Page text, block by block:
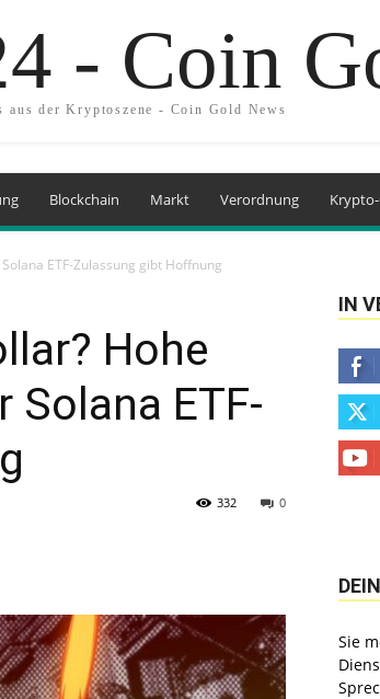
- Coin
aus der Kryptoszene - Coin Gold News
Blockchain Markt Verordnung
ETF-Zulassung gibt Hoffnung
Hohe
ETF-
0
332
IN
Sie